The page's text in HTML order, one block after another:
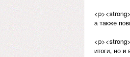
а также
итоги, но и